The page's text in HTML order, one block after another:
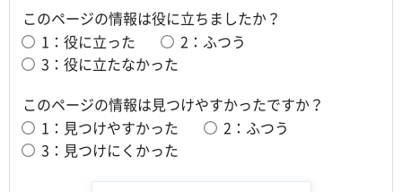
このページの情報は役に立ちましたか？
1：役に立った
2：ふつう
3：役に立たなかった
このページの情報は見つけやすかったですか？
1：見つけやすかった
2：ふつう
3：見つけにくかった